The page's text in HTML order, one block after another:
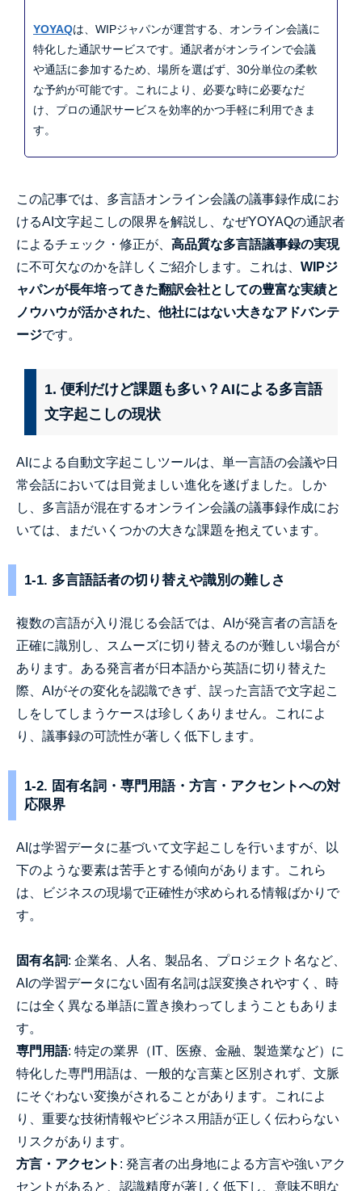
YOYAQは、WIPジャパンが運営する、オンライン会議に
特化した通訳サービスです。通訳者がオンラインで会議
や通話に参加するため、場所を選ばず、30分単位の柔軟
な予約が可能です。これにより、必要な時に必要なだ
け、プロの通訳サービスを効率的かつ手軽に利用できま
す。
この記事では、多言語オンライン会議の議事録作成にお
けるAI文字起こしの限界を解説し、なぜYOYAQの通訳者
によるチェック・修正が、 高品質な多言語議事録の実現
に不可欠なのかを詳しくご紹介します。これは、 WIPジ
ャパンが長年培ってきた翻訳会社としての豊富な実績と
ノウハウが活かされた、他社にはない大きなアドバンテ
ージです。
1. 便利だけど課題も多い？AIによる多言語
文字起こしの現状
AIによる自動文字起こしツールは、単一言語の会議や日
常会話においては目覚ましい進化を遂げました。しか
し、多言語が混在するオンライン会議の議事録作成にお
いては、まだいくつかの大きな課題を抱えています。
1-1. 多言語話者の切り替えや識別の難しさ
複数の言語が入り混じる会話では、AIが発言者の言語を
正確に識別し、スムーズに切り替えるのが難しい場合が
あります。ある発言者が日本語から英語に切り替えた
際、AIがその変化を認識できず、誤った言語で文字起こ
しをしてしまうケースは珍しくありません。これによ
り、議事録の可読性が著しく低下します。
1-2. 固有名詞・専門用語・方言・アクセントへの対
応限界
AIは学習データに基づいて文字起こしを行いますが、以
下のような要素は苦手とする傾向があります。これら
は、ビジネスの現場で正確性が求められる情報ばかりで
す。
固有名詞: 企業名、人名、製品名、プロジェクト名など、
AIの学習データにない固有名詞は誤変換されやすく、時
には全く異なる単語に置き換わってしまうこともありま
す。
専門用語: 特定の業界（IT、医療、金融、製造業など）に
特化した専門用語は、一般的な言葉と区別されず、文脈
にそぐわない変換がされることがあります。これによ
り、重要な技術情報やビジネス用語が正しく伝わらない
リスクがあります。
方言・アクセント : 発言者の出身地による方言や強いアク
セントがあると、認識精度が著しく低下し、意味不明な